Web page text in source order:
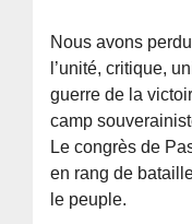
Nous avons
l’unité, critique,
guerre de la
camp
Le congrès de
en rang de
le peuple.